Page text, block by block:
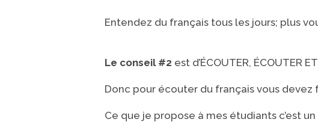
Entendez du français tous les jours; plus
Le conseil #2 est d’ÉCOUTER, ​ ÉCOUTER ET
Donc pour écouter du français vous devez
Ce que je propose à mes étudiants c’est